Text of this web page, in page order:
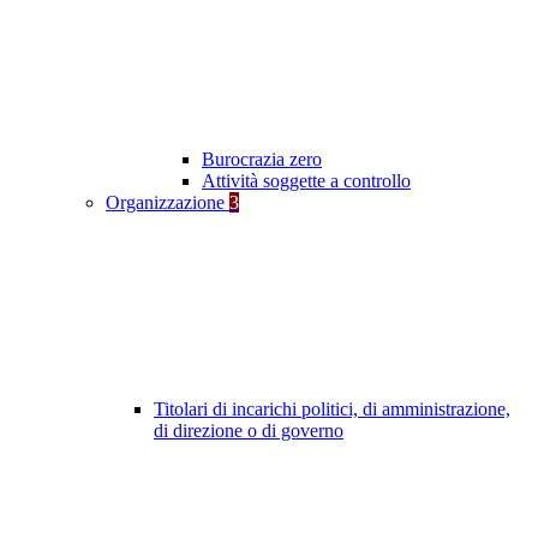
Burocrazia zero
Attività soggette a controllo
Organizzazione 3
Titolari di incarichi politici, di amministrazione,
di direzione o di governo